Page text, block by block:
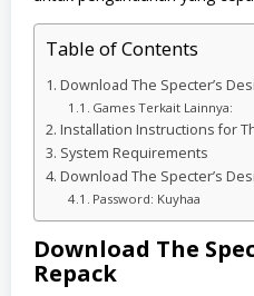
Table of Contents
Download The Specter’s
Games Terkait Lainnya:
Installation Instructions for
System Requirements
Download The Specter’s
Password: Kuyhaa
Download The
Repack